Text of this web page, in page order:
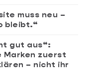
muss neu –
bleibt.“
gut aus“:
Marken zuerst
– nicht ihr